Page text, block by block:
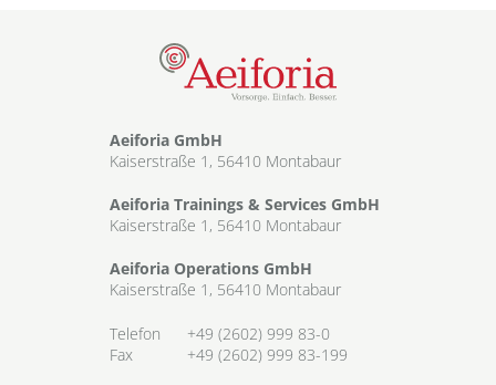
Aeiforia GmbH
Kaiserstraße 1, 56410 Montabaur
Aeiforia Trainings & Services GmbH
Kaiserstraße 1, 56410 Montabaur
Aeiforia Operations GmbH
Kaiserstraße 1, 56410 Montabaur
Telefon
+49 (2602) 999 83-0
Fax
+49 (2602) 999 83-199